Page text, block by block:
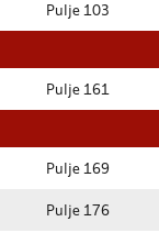
Pulje 103
Pulje 161
Pulje 169
Pulje 176